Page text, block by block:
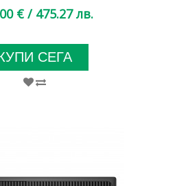
€ / 475.27 лв.
СЕГА